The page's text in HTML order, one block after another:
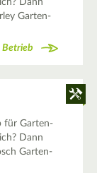
Dann
Garten-
Betrieb
für Garten-
Dann
Garten-